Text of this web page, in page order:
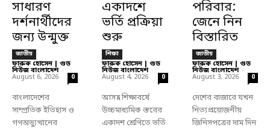
সাধারণ
দর্শনার্থীদের
জন্য উন্মুক্ত
জাতীয়
ফারুক হোসেন | গুড
নিউজ বাংলাদেশ -
August 6, 2026 0
বাংলাদেশের
সাম্প্রতিক ইতিহাস ও
গণঅভ্যুত্থানের
একাদশে
ভর্তি প্রক্রিয়া
শুরু
শিক্ষা
ফারুক হোসেন | গুড
নিউজ বাংলাদেশ -
August 4, 2026 0
আসন্ন শিক্ষাবর্ষে
উচ্চমাধ্যমিক স্তরের
একাদশ শ্রেণিতে ভর্তি
পরিবার:
জেনে নিন
বিস্তারিত
জাতীয়
ফারুক হোসেন | গুড
নিউজ বাংলাদেশ -
August 3, 2026 0
দেশের বাজারে যখন
নিত্যপ্রয়োজনীয়
জিনিসপত্রের দাম দিন